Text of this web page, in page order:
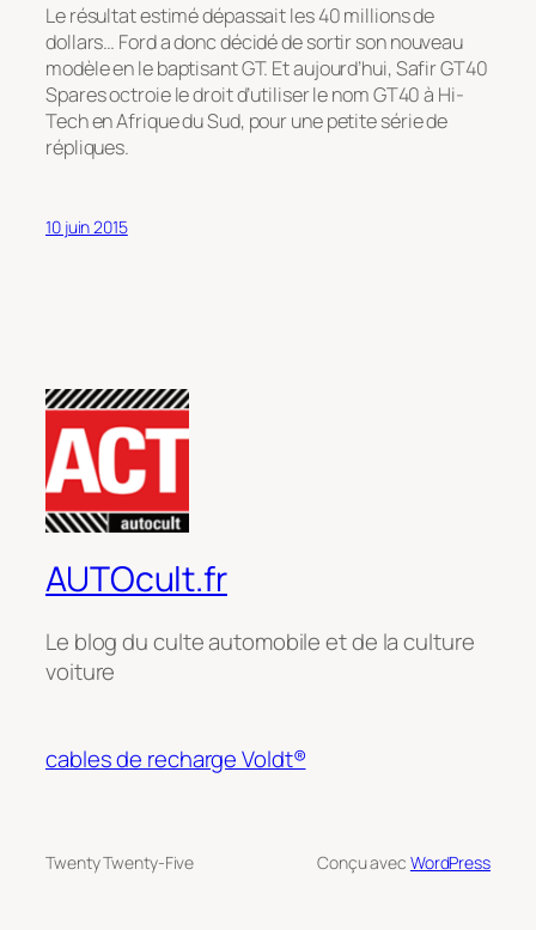
Le résultat estimé dépassait les 40 millions de
dollars… Ford a donc décidé de sortir son nouveau
modèle en le baptisant GT. Et aujourd’hui, Safir GT40
Spares octroie le droit d’utiliser le nom GT40 à Hi-
Tech en Afrique du Sud, pour une petite série de
répliques.
10 juin 2015
AUTOcult.fr
Le blog du culte automobile et de la culture
voiture
cables de recharge Voldt®
Twenty Twenty-Five Conçu avec WordPress